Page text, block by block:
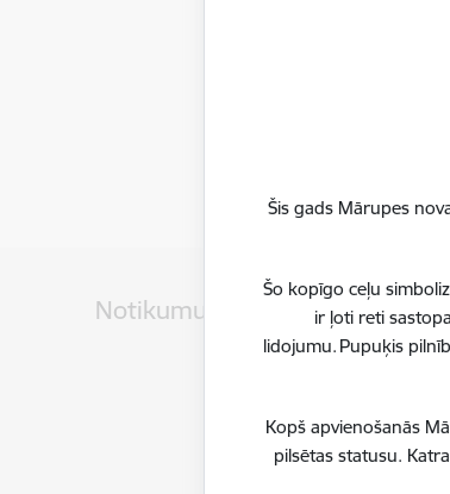
Šis gads Mārupes
Šo kopīgo ceļu
ir ļoti reti
lidojumu. Pupuķis
Kopš apvienošanās
pilsētas statusu.
Notikumu kalendārs
Datums